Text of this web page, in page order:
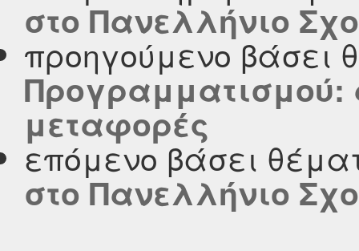
στο Πανελλήνιο
προηγούμενο βάσει
Προγραμματισμού:
μεταφορές
επόμενο βάσει
στο Πανελλήνιο